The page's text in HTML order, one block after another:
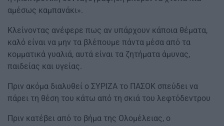
αμέσως καμπανάκι».
Κλείνοντας ανέφερε πως αν υπάρχουν κάποια θέματα,
καλό είναι να μην τα βλέπουμε πάντα μέσα από τα
κομματικά γυαλιά, αυτά είναι τα ζητήματα άμυνας,
παιδείας και υγείας.
Πριν ακόμα διαλυθεί ο ΣΥΡΙΖΑ το ΠΑΣΟΚ σπεύδει να
πάρει τη θέση του κάτω από τη σκιά του λεφτόδεντρου
Πριν κατέβει από το βήμα της Ολομέλειας, ο